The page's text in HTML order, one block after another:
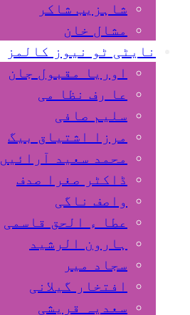
شاہزیب شاکر
مشال خان
نایٹی ٹو نیوز کالمز
اوریا مقبول جان
عا رف نظا می
سلیم صافی
مرزا اشتیاق بیگ
محمد سعید آرائیں
ڈاکٹر صغرا صدف
واصف ناگی
عطا ء الحق قاسمی
ہارون الرشید
سجاد میر
افتخار گیلانی
سعدیہ قریشی